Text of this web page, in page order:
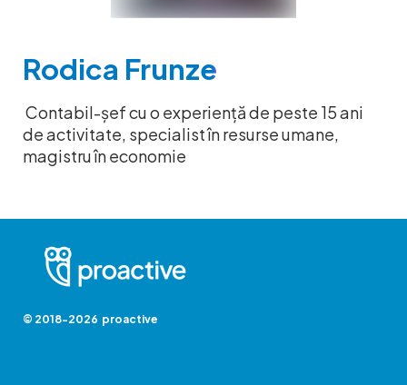
Rodica Frunze
Contabil-șef cu o experiență de peste 15 ani
de activitate, specialist în resurse umane,
magistru în economie
© 2018-2026 proactive